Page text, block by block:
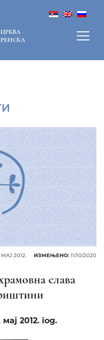
МАЈ 2012. ИЗМЕЊЕНО: 11/10/2020
слава
2012. год.